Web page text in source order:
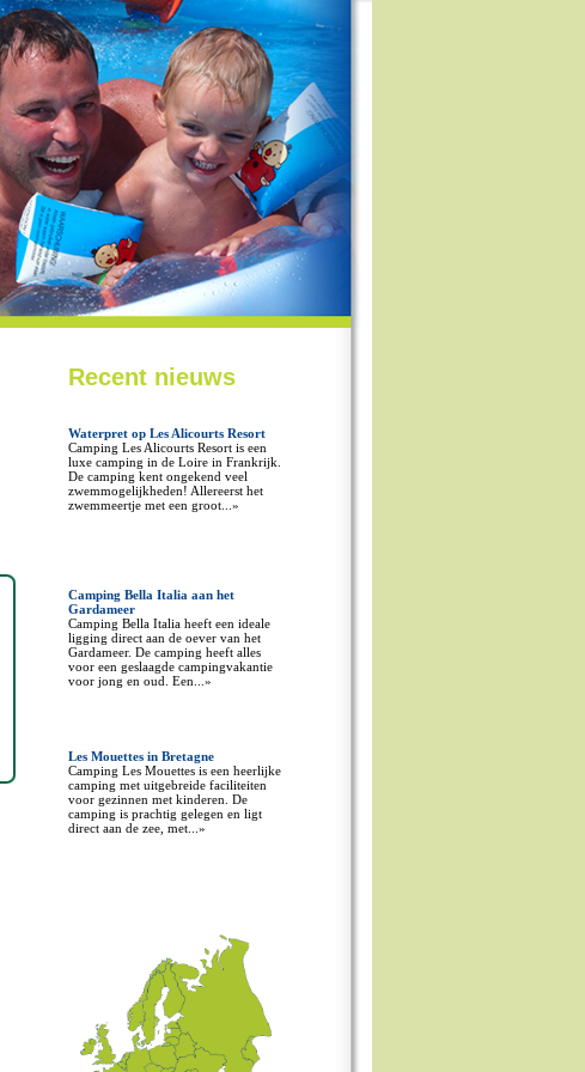
Recent nieuws
Waterpret op Les Alicourts Resort
Camping Les Alicourts Resort is een
luxe camping in de Loire in Frankrijk.
De camping kent ongekend veel
zwemmogelijkheden! Allereerst het
zwemmeertje met een groot...»
Camping Bella Italia aan het
Gardameer
Camping Bella Italia heeft een ideale
ligging direct aan de oever van het
Gardameer. De camping heeft alles
voor een geslaagde campingvakantie
voor jong en oud. Een...»
Les Mouettes in Bretagne
Camping Les Mouettes is een heerlijke
camping met uitgebreide faciliteiten
voor gezinnen met kinderen. De
camping is prachtig gelegen en ligt
direct aan de zee, met...»